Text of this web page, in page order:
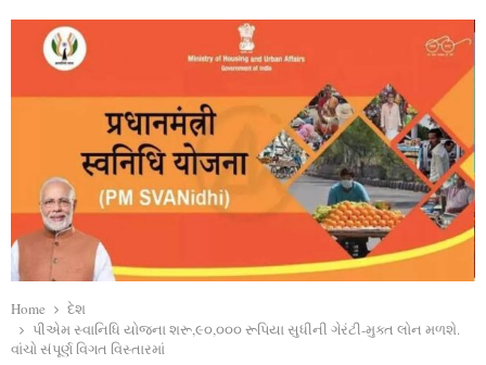
Home
દેશ
પીએમ સ્‍વાનિધિ યોજના શરૂ,૯૦,૦૦૦ રૂપિયા સુધીની ગેરંટી-મુક્‍ત લોન મળશે.
વાંચો સંપૂર્ણ વિગત વિસ્તારમાં